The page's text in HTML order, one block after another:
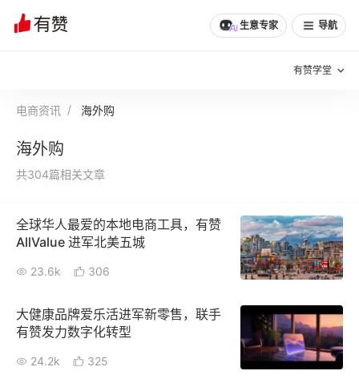
生意专家 导航
有赞学堂
私域日历
有赞成功案例 新零售最佳实践
面对面聊增长
有赞春季发布会 实干家直播间
新零售大会
电商资讯 海外购
海外购
共304篇相关文章
全球华人最爱的本地电商工具，有赞
AllValue 进军北美五城
23.6k 306
大健康品牌爱乐活进军新零售，联手
有赞发力数字化转型
24.2k 325